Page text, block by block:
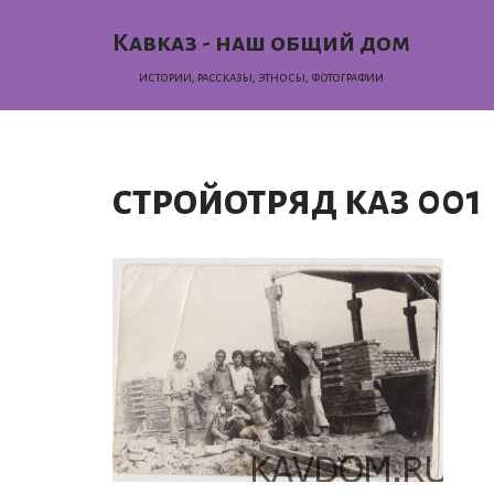
Кавказ - наш общий дом
истории, раcсказы, этносы, фотографии
стройотряд каз 001